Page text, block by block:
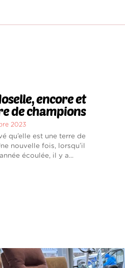
encore et
de champions
2023
qu’elle est une terre de
nouvelle fois, lorsqu’il
écoulée, il y a...